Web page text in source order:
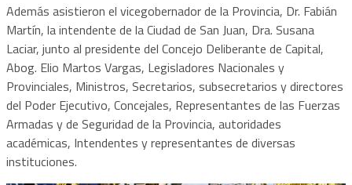
Además asistieron el vicegobernador de la Provincia, Dr. Fabián
Martín, la intendente de la Ciudad de San Juan, Dra. Susana
Laciar, junto al presidente del Concejo Deliberante de Capital,
Abog. Elio Martos Vargas, Legisladores Nacionales y
Provinciales, Ministros, Secretarios, subsecretarios y directores
del Poder Ejecutivo, Concejales, Representantes de las Fuerzas
Armadas y de Seguridad de la Provincia, autoridades
académicas, Intendentes y representantes de diversas
instituciones.